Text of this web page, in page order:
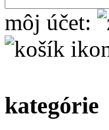
môj účet:
kategórie